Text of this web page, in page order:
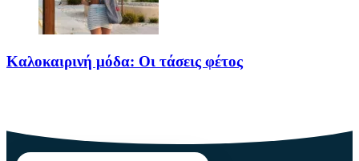
Καλοκαιρινή μόδα: Οι τάσεις φέτος